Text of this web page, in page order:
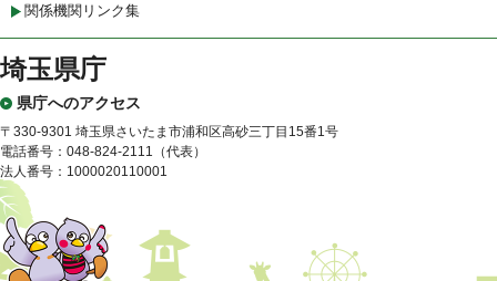
関係機関リンク集
埼玉県庁
県庁へのアクセス
〒330-9301 埼玉県さいたま市浦和区高砂三丁目15番1号
電話番号：048-824-2111（代表）
法人番号：1000020110001